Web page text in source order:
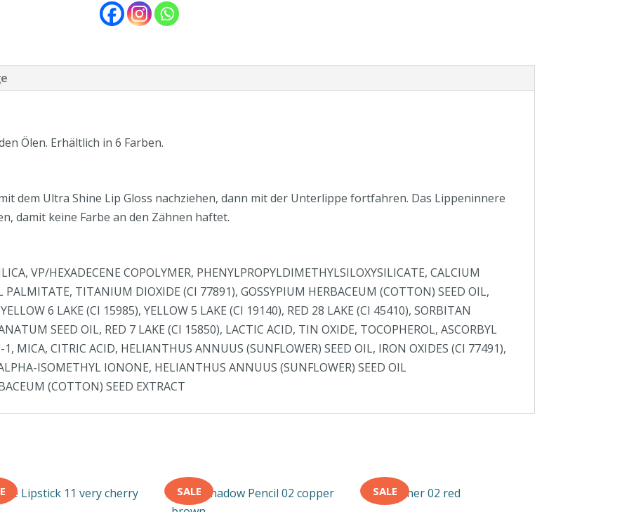
Ölen. Erhältlich in 6 Farben.
dem Ultra Shine Lip Gloss nachziehen, dann mit der Unterlippe fortfahren. Das Lippeninnere
damit keine Farbe an den Zähnen haftet.
VP/HEXADECENE COPOLYMER, PHENYLPROPYLDIMETHYLSILOXYSILICATE, CALCIUM
PALMITATE, TITANIUM DIOXIDE (CI 77891), GOSSYPIUM HERBACEUM (COTTON) SEED OIL,
6 LAKE (CI 15985), YELLOW 5 LAKE (CI 19140), RED 28 LAKE (CI 45410), SORBITAN
SEED OIL, RED 7 LAKE (CI 15850), LACTIC ACID, TIN OXIDE, TOCOPHEROL, ASCORBYL
MICA, CITRIC ACID, HELIANTHUS ANNUUS (SUNFLOWER) SEED OIL, IRON OXIDES (CI 77491),
ISOMETHYL IONONE, HELIANTHUS ANNUUS (SUNFLOWER) SEED OIL
(COTTON) SEED EXTRACT
SALE SALE